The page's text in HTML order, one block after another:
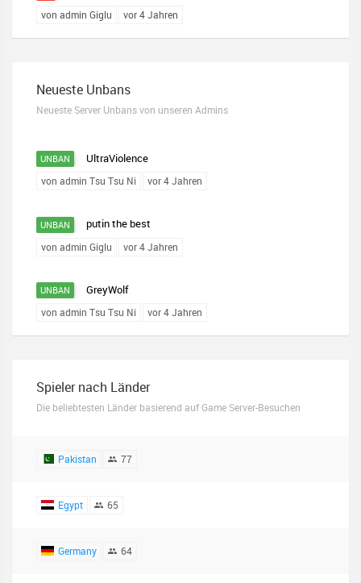
von admin Giglu vor 4 Jahren
Neueste Unbans
Neueste Server Unbans von unseren Admins
UNBAN UltraViolence
von admin Tsu Tsu Ni vor 4 Jahren
UNBAN putin the best
von admin Giglu vor 4 Jahren
UNBAN GreyWolf
von admin Tsu Tsu Ni vor 4 Jahren
Spieler nach Länder
Die beliebtesten Länder basierend auf Game Server-Besuchen
Pakistan 77
Egypt 65
Germany 64